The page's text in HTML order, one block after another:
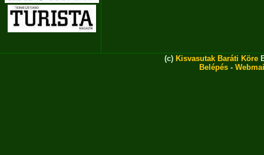
(c) Kisvasutak Baráti Köre
Belépés -